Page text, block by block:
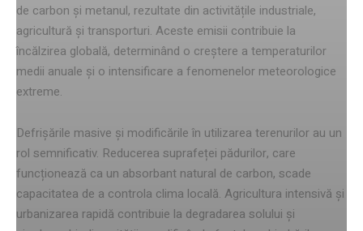
de carbon și metanul, rezultate din activitățile industriale,
agricultură și transporturi. Aceste emisii contribuie la
încălzirea globală, determinând o creștere a temperaturilor
medii anuale și o intensificare a fenomenelor meteorologice
extreme.
Defrișările masive și modificările în utilizarea terenurilor au un
rol semnificativ. Reducerea suprafeței pădurilor, care
funcționează ca un absorbant natural de carbon, scade
capacitatea de a controla clima locală. Agricultura intensivă și
urbanizarea rapidă contribuie la degradarea solului și